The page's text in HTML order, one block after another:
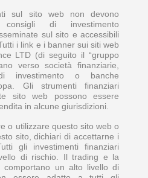
sul sito web non devono
di investimento
sul sito e accessibili
i link e i banner sui siti web
LTD (di seguito il “gruppo
verso società finanziarie,
investimento o banche
Gli strumenti finanziari
sito web possono essere
in alcune giurisdizioni.
o utilizzare questo sito web o
sito, dichiari di accettarne i
gli investimenti finanziari
di rischio. Il trading e la
comportano un alto livello di